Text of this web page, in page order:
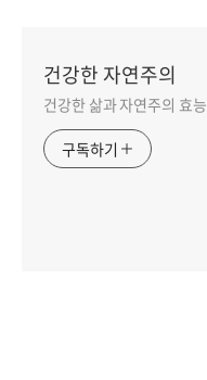
건강한 자연주의
건강한 삶과 자연주의 효능
구독하기